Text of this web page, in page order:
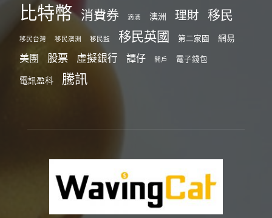
比特幣 消費券 滴滴 澳洲 理財 移民
移民台灣 移民澳洲 移民監 移民英國 第二家園 網易
美團 股票 虛擬銀行 譚仔 開戶 電子錢包
電訊盈科 騰訊